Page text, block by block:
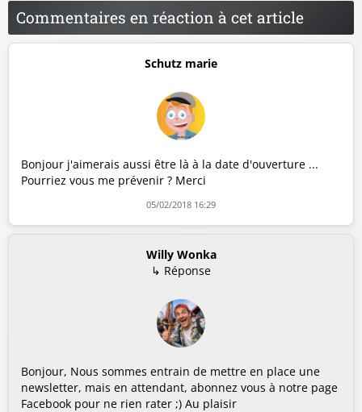
Commentaires en réaction à cet article
Schutz marie
Bonjour j'aimerais aussi être là à la date d'ouverture ...
Pourriez vous me prévenir ? Merci
05/02/2018 16:29
Willy Wonka
↳ Réponse
Bonjour, Nous sommes entrain de mettre en place une
newsletter, mais en attendant, abonnez vous à notre page
Facebook pour ne rien rater ;) Au plaisir